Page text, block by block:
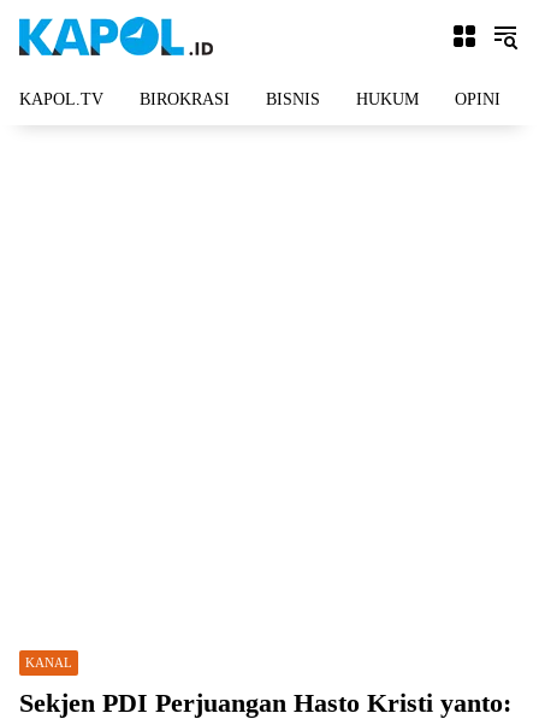
KAPOL.TV BIROKRASI BISNIS HUKUM OPINI
KANAL
Sekjen PDI Perjuangan Hasto Kristi yanto: